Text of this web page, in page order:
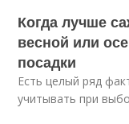
Когда лучше
весной или
посадки
Есть целый ряд
учитывать при